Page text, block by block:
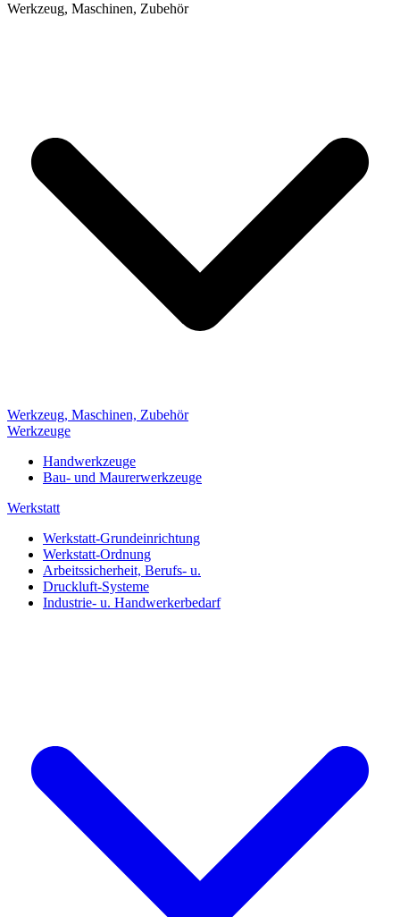
Werkzeug, Maschinen, Zubehör
Werkzeug, Maschinen, Zubehör
Werkzeuge
Handwerkzeuge
Bau- und Maurerwerkzeuge
Werkstatt
Werkstatt-Grundeinrichtung
Werkstatt-Ordnung
Arbeitssicherheit, Berufs- u.
Druckluft-Systeme
Industrie- u. Handwerkerbedarf